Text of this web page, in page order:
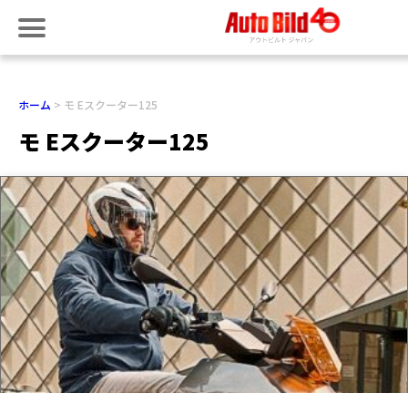
ホーム モ Eスクーター125
モ Eスクーター125